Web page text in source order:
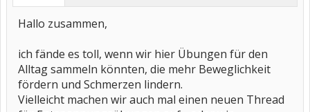
Hallo zusammen,
ich fände es toll, wenn wir hier Übungen für den
Alltag sammeln könnten, die mehr Beweglichkeit
fördern und Schmerzen lindern.
Vielleicht machen wir auch mal einen neuen Thread